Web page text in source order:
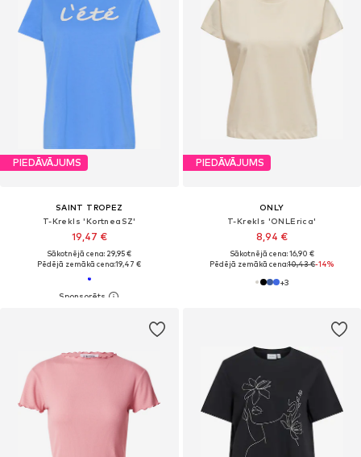
PIEDĀVĀJUMS
SAINT TROPEZ
T-Krekls 'KortneaSZ'
19,47 €
Sākotnējā cena: 29,95 €
Pēdējā zemākā cena:19,47 €
PIEDĀVĀJUMS
ONLY
T-Krekls 'ONLErica'
8,94 €
Sākotnējā cena: 16,90 €
Pēdējā zemākā cena:10,43 €-14%
+3